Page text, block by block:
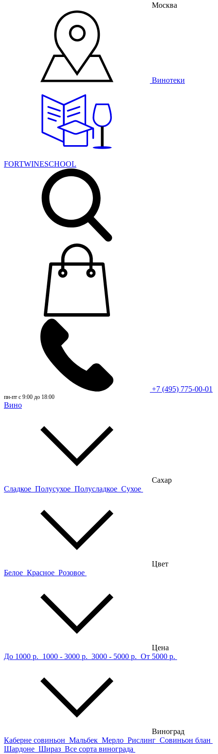
Москва
Винотеки
FORTWINESCHOOL
+7 (495) 775-00-01
пн-пт с 9:00 до 18:00
Вино
Сахар
Сладкое Полусухое Полусладкое Сухое
Цвет
Белое Красное Розовое
Цена
До 1000 р. 1000 - 3000 р. 3000 - 5000 р. От 5000 р.
Виноград
Каберне совиньон Мальбек Мерло Рислинг Совиньон блан
Шардоне Шираз Все сорта винограда